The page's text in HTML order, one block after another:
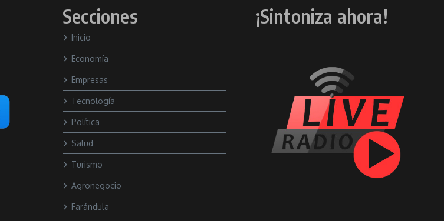
Secciones
Inicio
Economía
Empresas
Tecnología
Política
Salud
Turismo
Agronegocio
Farándula
¡Sintoniza ahora!